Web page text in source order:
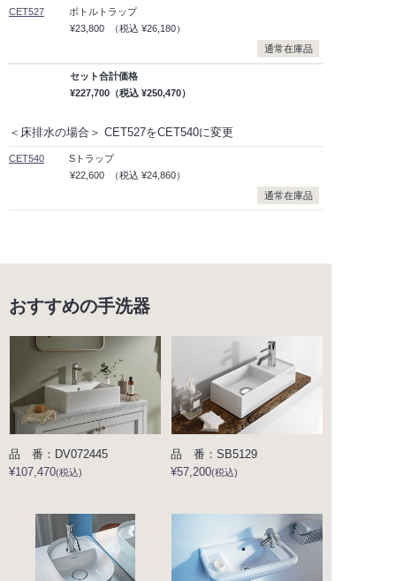
CET527
ボトルトラップ
¥23,800
（税込 ¥26,180）
通常在庫品
セット合計価格
¥227,700 （税込 ¥250,470）
＜床排水の場合＞ CET527をCET540に変更
CET540
Sトラップ
¥22,600
（税込 ¥24,860）
通常在庫品
おすすめの手洗器
品 番：DV072445
¥107,470(税込)
品 番：SB5129
¥57,200(税込)